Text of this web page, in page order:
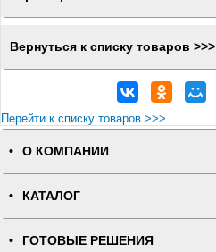
Вернуться к списку товаров >>>
Перейти к списку товаров >>>
О КОМПАНИИ
КАТАЛОГ
ГОТОВЫЕ РЕШЕНИЯ